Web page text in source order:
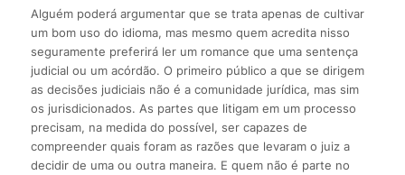
Alguém poderá argumentar que se trata apenas de cultivar
um bom uso do idioma, mas mesmo quem acredita nisso
seguramente preferirá ler um romance que uma sentença
judicial ou um acórdão. O primeiro público a que se dirigem
as decisões judiciais não é a comunidade jurídica, mas sim
os jurisdicionados. As partes que litigam em um processo
precisam, na medida do possível, ser capazes de
compreender quais foram as razões que levaram o juiz a
decidir de uma ou outra maneira. E quem não é parte no